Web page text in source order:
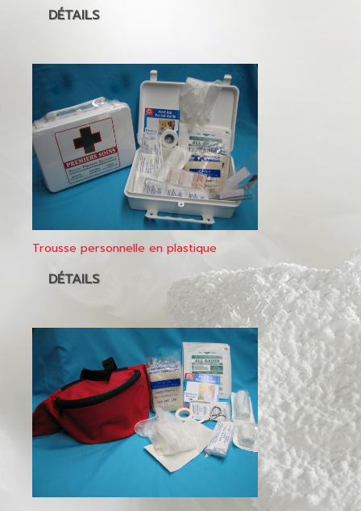
DÉTAILS
Trousse personnelle en plastique
DÉTAILS